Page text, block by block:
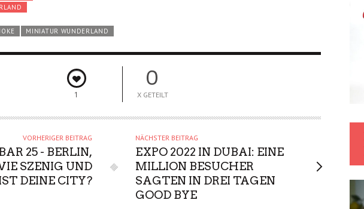
JOKE MINIATUR WUNDERLAND
1
0
X GETEILT
VORHERIGER BEITRAG
25 - BERLIN,
SZENIG UND
DEINE CITY?
NÄCHSTER BEITRAG
EXPO 2022 IN DUBAI: EINE
MILLION BESUCHER
SAGTEN IN DREI TAGEN
GOOD BYE